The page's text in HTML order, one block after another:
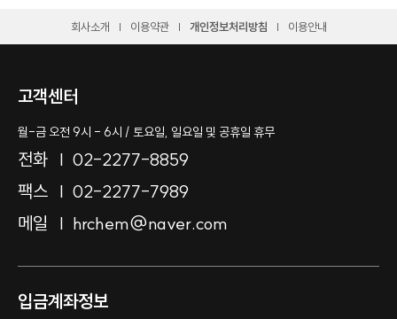
회사소개 이용약관 개인정보처리방침 이용안내
고객센터
월-금 오전 9시 - 6시 / 토요일, 일요일 및 공휴일 휴무
전화
02-2277-8859
팩스
02-2277-7989
메일
hrchem@naver.com
입금계좌정보